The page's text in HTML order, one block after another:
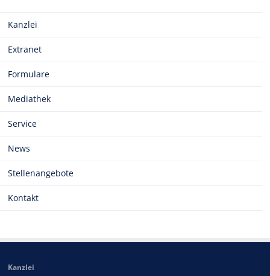
Kanzlei
Extranet
Formulare
Mediathek
Service
News
Stellenangebote
Kontakt
Kanzlei